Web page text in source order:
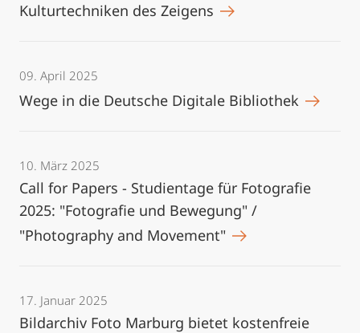
Kulturtechniken des Zeigens
09. April 2025
Wege in die Deutsche Digitale Bibliothek
10. März 2025
Call for Papers - Studientage für Fotografie
2025: "Fotografie und Bewegung" /
"Photography and Movement"
17. Januar 2025
Bildarchiv Foto Marburg bietet kostenfreie